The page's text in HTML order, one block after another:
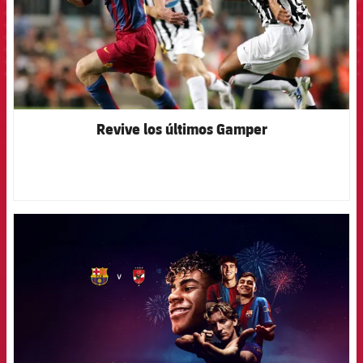
Revive los últimos Gamper